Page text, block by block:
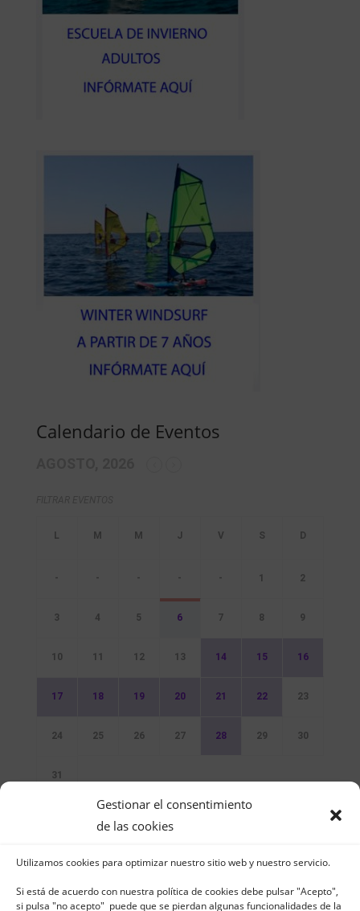
Gestionar el consentimiento
de las cookies
Utilizamos cookies para optimizar nuestro sitio web y nuestro servicio.
Si está de acuerdo con nuestra política de cookies debe pulsar "Acepto",
si pulsa "no acepto" puede que se pierdan algunas funcionalidades de la
Calendario de Eventos
- - - - - 1 2
3 4 5 6 7 8 9
10 11 12 13 14 15 16
17 18 19 20 21 22 23
24 25 26 27 28 29 30
31
Sin Eventos